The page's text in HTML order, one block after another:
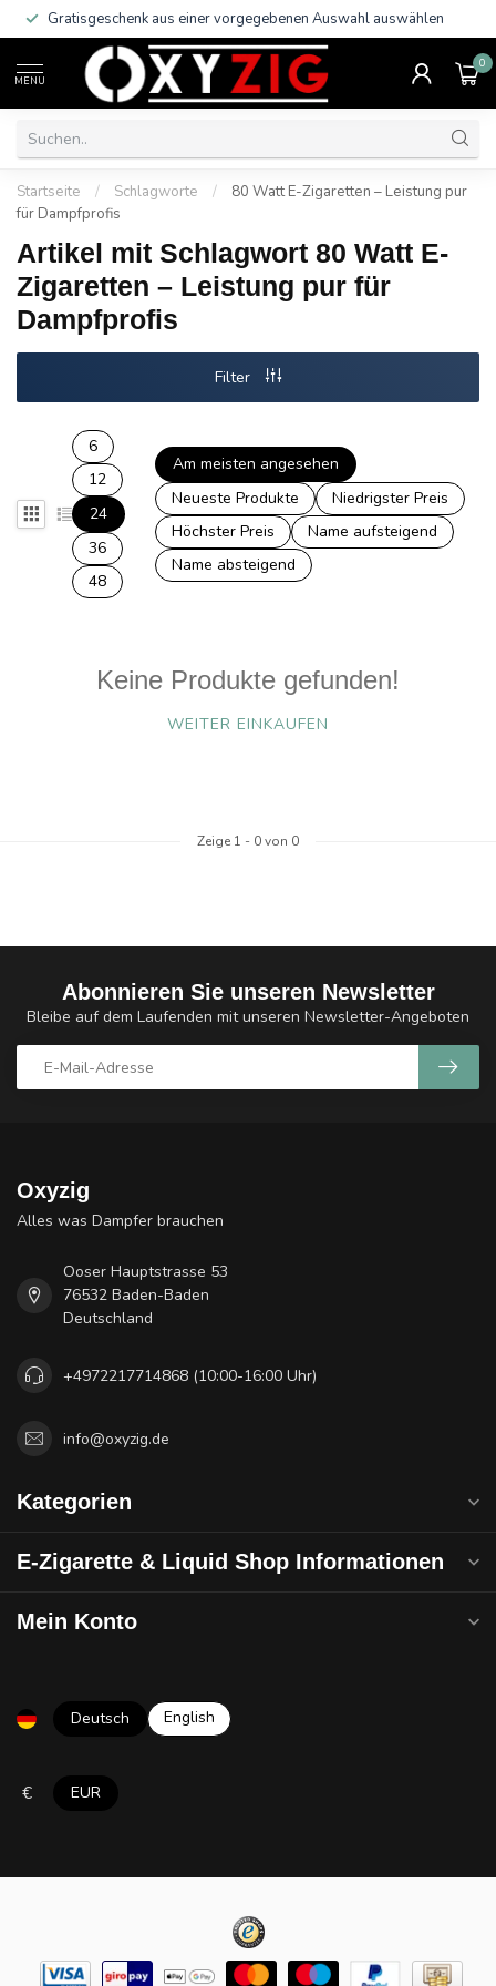
Gratisgeschenk aus einer vorgegebenen Auswahl auswählen
MENU
0
Startseite / Schlagworte /
80 Watt E-Zigaretten – Leistung pur
für Dampfprofis
Artikel mit Schlagwort 80 Watt E-
Zigaretten – Leistung pur für
Dampfprofis
Filter
6
12
24
36
48
Am meisten angesehen
Neueste Produkte
Niedrigster Preis
Höchster Preis
Name aufsteigend
Name absteigend
Keine Produkte gefunden!
WEITER EINKAUFEN
Zeige 1 - 0von 0
Abonnieren Sie unseren Newsletter
Bleibe auf dem Laufenden mit unseren Newsletter-Angeboten
Oxyzig
Alles was Dampfer brauchen
Ooser Hauptstrasse 53
76532 Baden-Baden
Deutschland
+4972217714868 (10:00-16:00 Uhr)
info@oxyzig.de
Kategorien
E-Zigarette & Liquid Shop Informationen
Mein Konto
Deutsch English
€ EUR